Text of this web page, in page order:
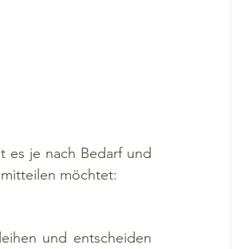
es je nach Bedarf und
möchtet:
und entscheiden